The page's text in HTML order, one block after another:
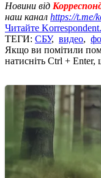
Новини від
наш канал https://t.me/
Читайте
ТЕГИ: СБУ, видео,
Якщо ви помітили
натисніть Ctrl +